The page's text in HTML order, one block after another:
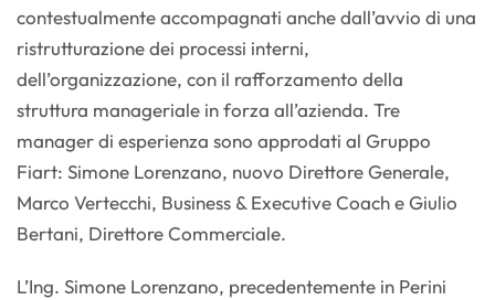
contestualmente accompagnati anche dall’avvio di una
ristrutturazione dei processi interni,
dell’organizzazione, con il rafforzamento della
struttura manageriale in forza all’azienda. Tre
manager di esperienza sono approdati al Gruppo
Fiart: Simone Lorenzano, nuovo Direttore Generale,
Marco Vertecchi, Business & Executive Coach e Giulio
Bertani, Direttore Commerciale.
L’Ing. Simone Lorenzano, precedentemente in Perini